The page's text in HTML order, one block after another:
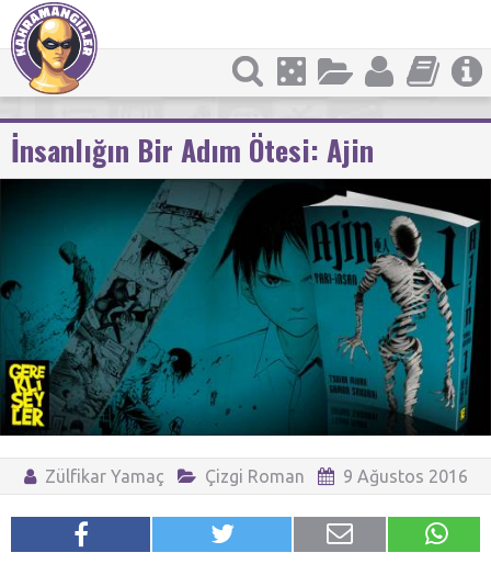
İnsanlığın Bir Adım Ötesi: Ajin
Zülfikar Yamaç Çizgi Roman 9 Ağustos 2016